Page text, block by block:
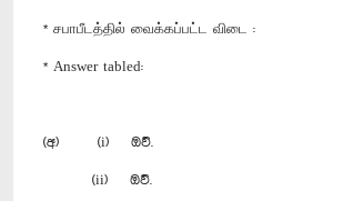
* சபாபீடத்தில் வைக்கப்பட்ட விடை :
* Answer tabled:
(අ) (i) ඔව්.
(ii) ඔව්.